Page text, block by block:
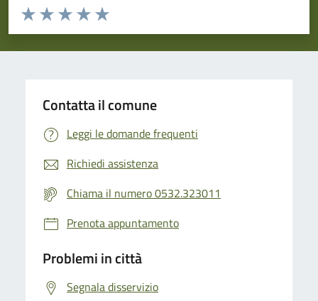
Valuta da 1 a 5 stelle la pagina
Valuta 5 stelle su 5
Valuta 4 stelle su 5
Valuta 3 stelle su 5
Valuta 2 stelle su 5
Valuta 1 stelle su 5
Contatta il comune
Leggi le domande frequenti
Richiedi assistenza
Chiama il numero 0532.323011
Prenota appuntamento
Problemi in città
Segnala disservizio